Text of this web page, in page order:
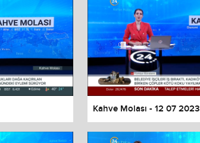
Kahve Molası - 12 07 2023